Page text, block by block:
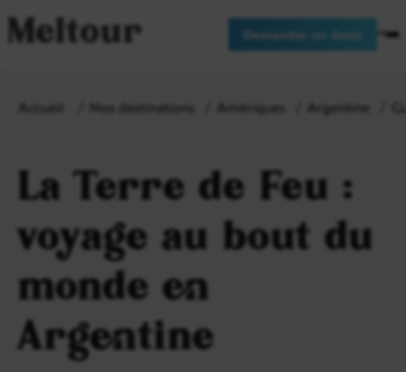
Meltour Demander un devis
Accueil Nos destinations Amériques Argentine
La Terre de Feu :
voyage au bout du
monde en
Argentine